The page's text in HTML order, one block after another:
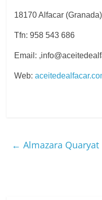
18170 Alfacar (Granada)
Tfn: 958 543 686
Email:
Web:
← Almazara